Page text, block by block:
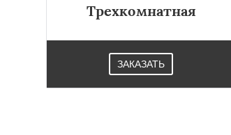
Трехкомнатная
ЗАКАЗАТЬ